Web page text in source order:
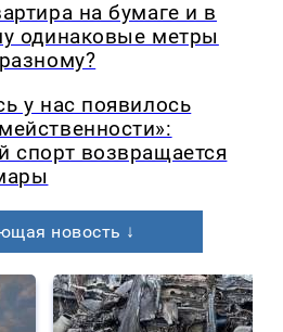
на бумаге и в
одинаковые метры
у нас появилось
спорт возвращается
новость ↓